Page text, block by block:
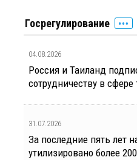
Госрегулирование
04.08.2026
Россия и Таиланд
сотрудничеству в сфере
31.07.2026
За последние пять лет
утилизировано более